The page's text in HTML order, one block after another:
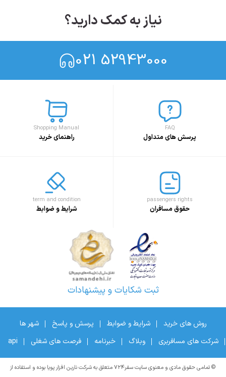
نیاز به کمک دارید؟
021 52943000
FAQ
پرسش های متداول
Shopping Manual
راهنمای خرید
passengers rights
حقوق مسافران
term and condition
شرایط و ضوابط
ثبت شکایات و پیشنهادات
روش های خرید شرایط و ضوابط پرسش و پاسخ
شهر ها
شرکت های مسافربری
وبلاگ خبرنامه فرصت های شغلی api
© تمامی حقوق مادی و معنوی سایت سفر۷۲۴ متعلق به شرکت نارین افزار پویا بوده و استفاده از